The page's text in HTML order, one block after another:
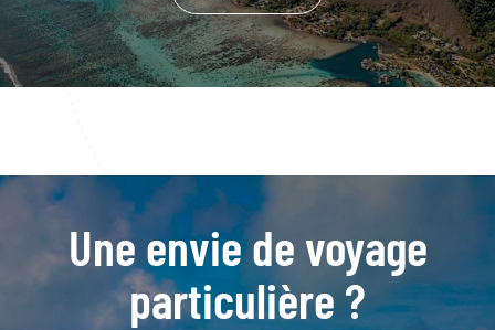
Une envie de voyage
particulière ?